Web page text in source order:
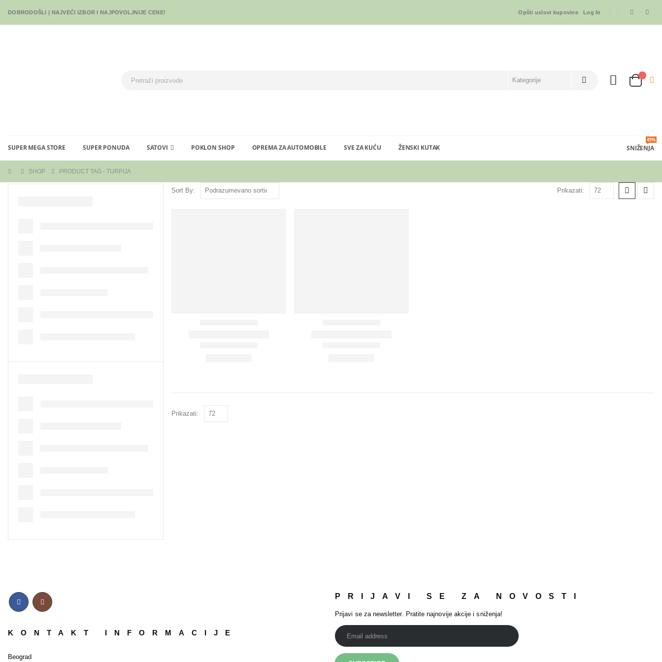
DOBRODOŠLI | NAJVEĆI IZBOR I NAJPOVOLJNIJE CENE! Opšti uslovi kupovine Log In
SUPER MEGA STORE SUPER PONUDA SATOVI POKLON SHOP OPREMA ZA AUTOMOBILE SVE ZA KUĆU ŽENSKI KUTAK SNIŽENJA
45%
SHOP PRODUCT TAG - TURPIJA
Sort By: Prikazati:
Prikazati:
KONTAKT INFORMACIJE
Beograd
PRIJAVI SE ZA NOVOSTI
Prijavi se za newsletter. Pratite najnovije akcije i sniženja!